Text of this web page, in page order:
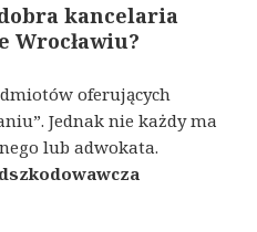
kancelaria
Wrocławiu?
oferujących
Jednak nie każdy ma
lub adwokata.